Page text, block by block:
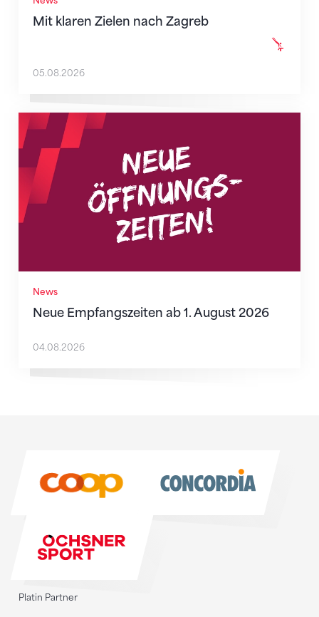
Mit klaren Zielen nach Zagreb
05.08.2026
News
Neue Empfangszeiten ab 1. August 2026
Neue Empfangszeiten ab 1. August 2026
04.08.2026
Platin Partner